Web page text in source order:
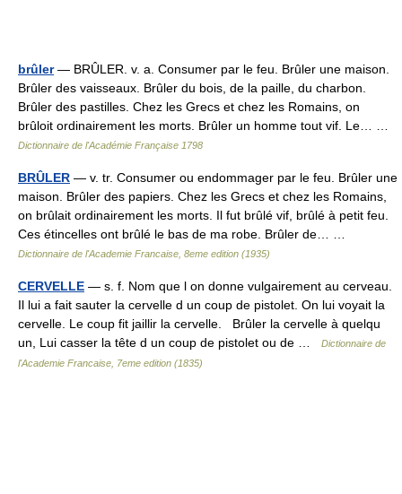
brûler— BRÛLER. v. a. Consumer par le feu. Brûler une maison.
Brûler des vaisseaux. Brûler du bois, de la paille, du charbon.
Brûler des pastilles. Chez les Grecs et chez les Romains, on
brûloit ordinairement les morts. Brûler un homme tout vif. Le… …
Dictionnaire de l'Académie Française 1798
BRÛLER — v. tr. Consumer ou endommager par le feu. Brûler une
maison. Brûler des papiers. Chez les Grecs et chez les Romains,
on brûlait ordinairement les morts. Il fut brûlé vif, brûlé à petit feu.
Ces étincelles ont brûlé le bas de ma robe. Brûler de… …
Dictionnaire de l'Academie Francaise, 8eme edition (1935)
CERVELLE — s. f. Nom que l on donne vulgairement au cerveau.
Il lui a fait sauter la cervelle d un coup de pistolet. On lui voyait la
cervelle. Le coup fit jaillir la cervelle. Brûler la cervelle à quelqu
un, Lui casser la tête d un coup de pistolet ou de …
Dictionnaire de
l'Academie Francaise, 7eme edition (1835)